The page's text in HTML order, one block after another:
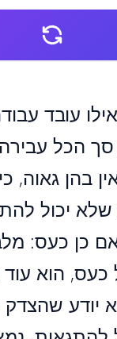
עובד
הכל
בהן גאוה,
יכול
כן כעס:
הוא
יודע